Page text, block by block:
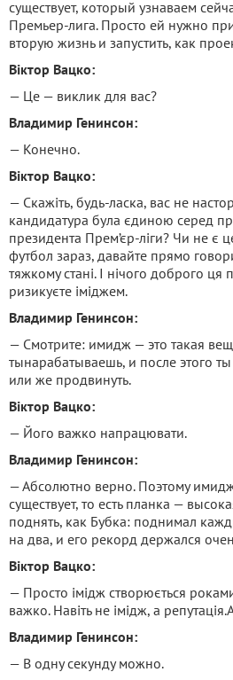
существует, который узнаваем
Премьер-лига. Просто ей нужно
вторую жизнь и запустить, как
Віктор Вацко:
— Це — виклик для вас?
Владимир Генинсон:
— Конечно.
Віктор Вацко:
— Скажіть, будь-ласка, вас не
кандидатура була єдиною серед
президента Прем’єр-ліги? Чи не є
футбол зараз, давайте прямо
тяжкому стані. І нічого доброго ця
ризикуєте іміджем.
Владимир Генинсон:
— Смотрите: имидж — это такая
тынарабатываешь, и после этого
или же продвинуть.
Віктор Вацко:
— Його важко напрацювати.
Владимир Генинсон:
— Абсолютно верно. Поэтому
существует, то есть планка —
поднять, как Бубка: поднимал
на два, и его рекорд держался
Віктор Вацко:
— Просто імідж створюється
важко. Навіть не імідж, а
Владимир Генинсон:
— В одну секунду можно.